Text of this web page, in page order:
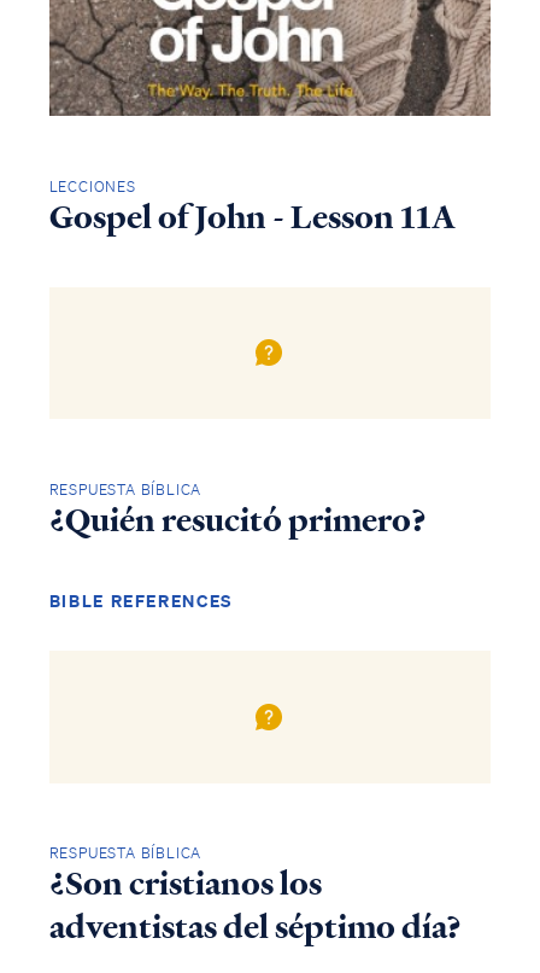
LECCIONES
Gospel of John - Lesson 11A
RESPUESTA BÍBLICA
¿Quién resucitó primero?
BIBLE REFERENCES
RESPUESTA BÍBLICA
¿Son cristianos los
adventistas del séptimo día?